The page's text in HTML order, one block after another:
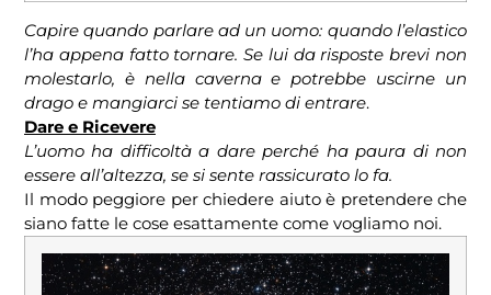
Capire quando parlare ad un uomo: quando l’elastico
l’ha appena fatto tornare. Se lui da risposte brevi non
molestarlo, è nella caverna e potrebbe uscirne un
drago e mangiarci se tentiamo di entrare.
Dare e Ricevere
L’uomo ha difficoltà a dare perché ha paura di non
essere all’altezza, se si sente rassicurato lo fa.
Il modo peggiore per chiedere aiuto è pretendere che
siano fatte le cose esattamente come vogliamo noi.